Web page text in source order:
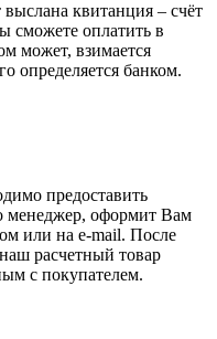
квитанция – счёт
сможете оплатить в
может, взимается
определяется банком.
предоставить
менеджер, оформит Вам
или на e-mail. После
расчетный товар
с покупателем.